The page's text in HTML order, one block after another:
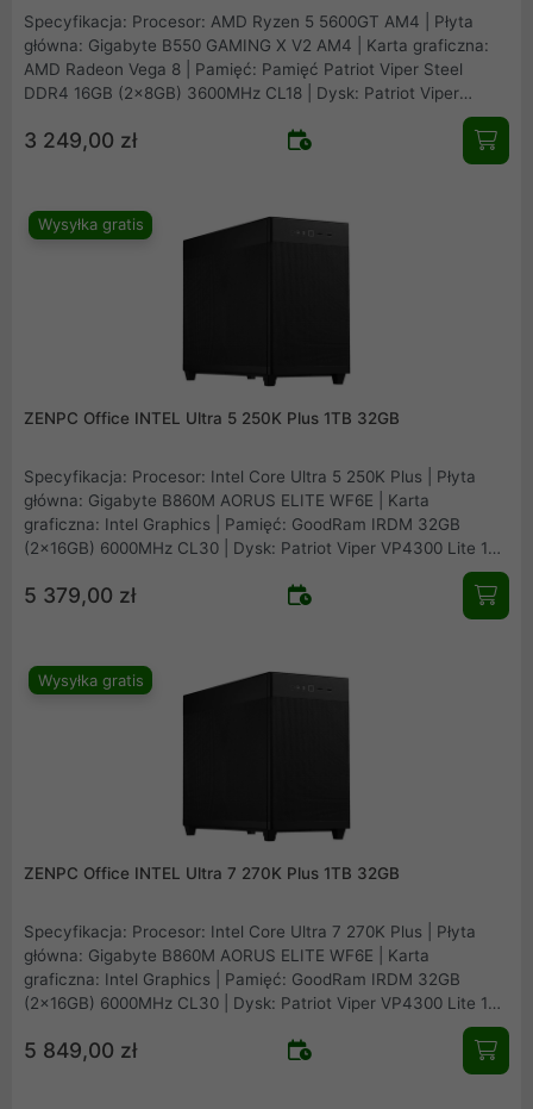
Specyfikacja: Procesor: AMD Ryzen 5 5600GT AM4 | Płyta
główna: Gigabyte B550 GAMING X V2 AM4 | Karta graficzna:
AMD Radeon Vega 8 | Pamięć: Pamięć Patriot Viper Steel
DDR4 16GB (2x8GB) 3600MHz CL18 | Dysk: Patriot Viper
VP4300 Lite 1TB M.2 PCIe NVMe Gen4 | Obudowa: ZENPC O1
Office | Zasilacz: Montech APX650 650W
3 249,00 zł
Wysyłka gratis
ZENPC Office INTEL Ultra 5 250K Plus 1TB 32GB
Specyfikacja: Procesor: Intel Core Ultra 5 250K Plus | Płyta
główna: Gigabyte B860M AORUS ELITE WF6E | Karta
graficzna: Intel Graphics | Pamięć: GoodRam IRDM 32GB
(2x16GB) 6000MHz CL30 | Dysk: Patriot Viper VP4300 Lite 1TB
M.2 PCIe NVMe Gen4 | Obudowa: Asus Prime AP201 Mesh |
Zasilacz: Seasonic B12 BM-550 80Plus Bronze 550W |
Chłodzenie procesora: Arctic Freezer 36 Black | Wentylatory:
5 379,00 zł
Wysyłka gratis
ZENPC Office INTEL Ultra 7 270K Plus 1TB 32GB
Specyfikacja: Procesor: Intel Core Ultra 7 270K Plus | Płyta
główna: Gigabyte B860M AORUS ELITE WF6E | Karta
graficzna: Intel Graphics | Pamięć: GoodRam IRDM 32GB
(2x16GB) 6000MHz CL30 | Dysk: Patriot Viper VP4300 Lite 1TB
M.2 PCIe NVMe Gen4 | Obudowa: Asus Prime AP201 Mesh |
Zasilacz: Seasonic B12 BM-550 80Plus Bronze 550W |
Chłodzenie procesora: Arctic Freezer 36 Black | Wentylatory:
5 849,00 zł